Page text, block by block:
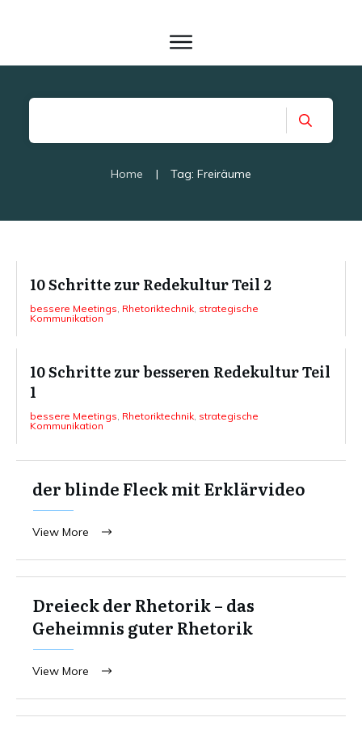
Home | Tag: Freiräume
10 Schritte zur Redekultur Teil 2
bessere Meetings Rhetoriktechnik strategische
Kommunikation
10 Schritte zur besseren Redekultur Teil
1
bessere Meetings Rhetoriktechnik strategische
Kommunikation
der blinde Fleck mit Erklärvideo
View More
Dreieck der Rhetorik – das
Geheimnis guter Rhetorik
View More